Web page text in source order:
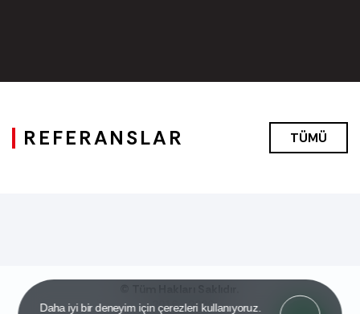
Daha iyi bir deneyim için çerezleri kullanıyoruz. Got it!
REFERANSLAR TÜMÜ
2016 - 2026